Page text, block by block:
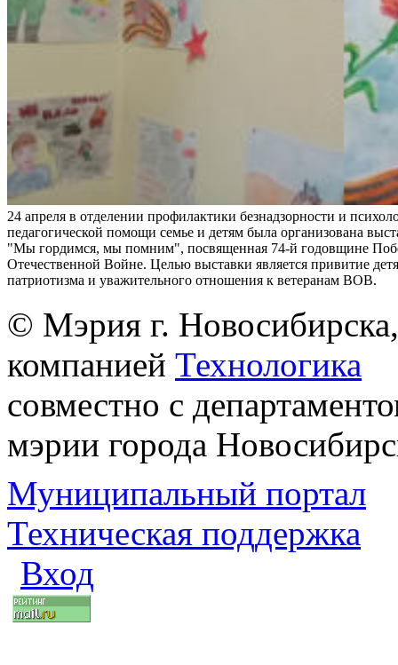
24 апреля в отделении профилактики безнадзорности и
педагогической помощи семье и детям была организована
"Мы гордимся, мы помним", посвященная 74-й годовщине
Отечественной Войне. Целью выставки является привитие
патриотизма и уважительного отношения к ветеранам ВОВ.
© Мэрия г.
компанией Технологика
совместно с
мэрии города
Муниципальный портал
Техническая поддержка
Вход